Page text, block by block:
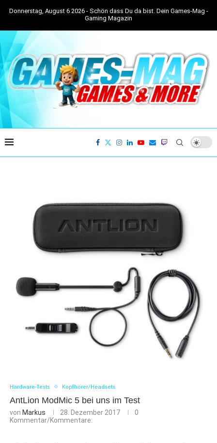
Donnerstag, August 6 2026 - Schön dass Du da bist. Dein Games-Mag -
Gaming Magazin
Hardware-Tests Kopfhörer/Headsets
AntLion ModMic 5 bei uns im Test
von Markus 28. Dezember 2017
0
Kommentar/Kommentare: